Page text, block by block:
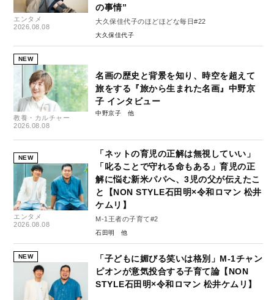
エンタメ
2026.08.08
の事情”
大久保佳代子のほどほどな毎日#22
大久保佳代子
NEW
教養・カルチャー
2026.08.08
名画の歴史と背景を知り、時空を超えて
旅をする『旅から生まれた名画』中野京
子 インタビュー
中野京子
NEW
エンタメ
2026.08.08
「ネットの育児の正解は無視していい」
「叱ることで守れる命もある」育児の正
解に悩む新米パパへ、3児の父が伝えたこ
と【NON STYLE石田明×令和ロマン 松井
ケムリ】
M-1王者の子育て#2
石田明
NEW
「子どもに媚びる笑いは格別」M-1チャン
ピオンが意気投合する子育て論【NON
STYLE石田明×令和ロマン 松井ケムリ】